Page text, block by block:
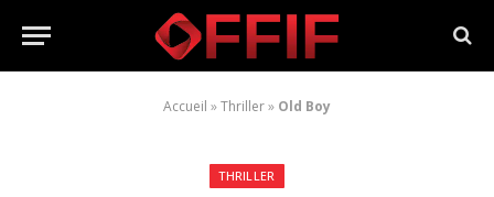
Accueil »Thriller» Old Boy
THRILLER